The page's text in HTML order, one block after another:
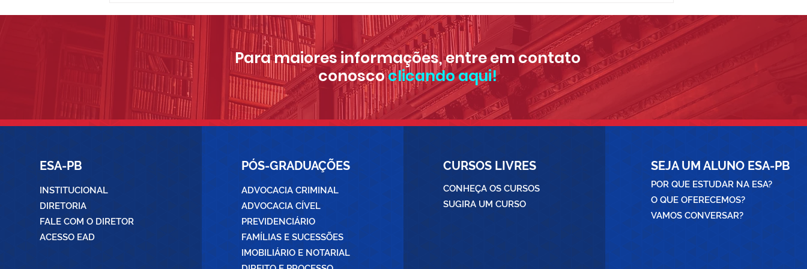
E PARTILHA DE BENS NA
PRÁTICA
avaliadas e aprovadas
para cursar, no sistema
de bolsas, a Pós
Graduação em Direito
Previdenciário da ESA/PB
2024/2025
da Pós-graduação em
Direito Previdenciário;
participe
Para maiores informações, entre em contato
conoscoclicando aqui!
ESA-PB
INSTITUCIONAL
DIRETORIA
FALE COM O DIRETOR
ACESSO EAD
PÓS-GRADUAÇÕES
ADVOCACIA CRIMINAL
ADVOCACIA CÍVEL
PREVIDENCIÁRIO
FAMÍLIAS E SUCESSÕES
IMOBILIÁRIO E NOTARIAL
CURSOS LIVRES
CONHEÇA OS CURSOS
SUGIRA UM CURSO
SEJA UM ALUNO ESA-PB
POR QUE ESTUDAR NA ESA?
O QUE OFERECEMOS?
VAMOS CONVERSAR?